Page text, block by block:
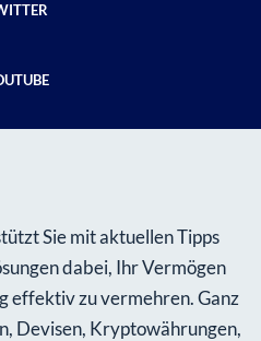
Sie mit aktuellen Tipps
dabei, Ihr Vermögen
effektiv zu vermehren. Ganz
Devisen, Kryptowährungen,